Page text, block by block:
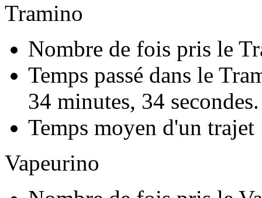
Tramino
Nombre de fois pris le
Temps passé dans le
34 minutes, 34 secondes.
Temps moyen d'un
Vapeurino